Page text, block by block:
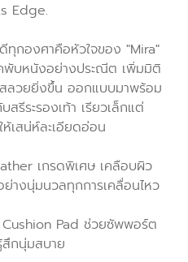
Edge.
ทุกองศาคือหัวใจของ "Mira"
พับหนังอย่างประณีต เพิ่มมิติ
ลวยยิ่งขึ้น ออกแบบมาพร้อม
รีระรองเท้า เรียวเล็กแต่
เสน่ห์ละเอียดอ่อน
เกรดพิเศษ เคลือบผิว
างนุ่มนวลทุกการเคลื่อนไหว
Pad ช่วยซัพพอร์ต
สึกนุ่มสบาย